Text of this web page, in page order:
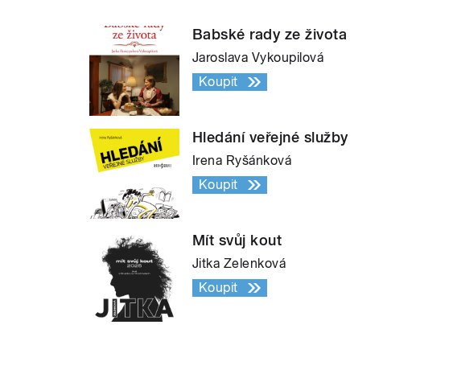
Babské rady ze života
Jaroslava Vykoupilová
Koupit
Hledání veřejné služby
Irena Ryšánková
Koupit
Mít svůj kout
Jitka Zelenková
Koupit